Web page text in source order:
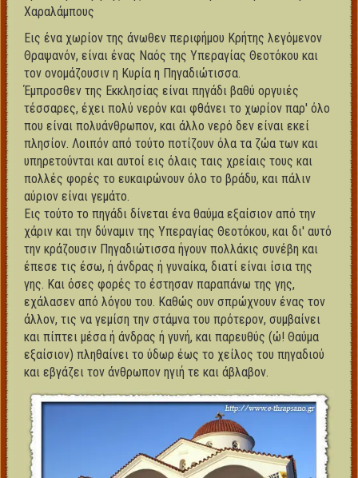
Χαραλάμπους
Εις ένα χωρίον της άνωθεν περιφήμου Κρήτης λεγόμενον
Θραψανόν, είναι ένας Ναός της Υπεραγίας Θεοτόκου και
τον ονομάζουσιν η Κυρία η Πηγαδιώτισσα.
Έμπροσθεν της Εκκλησίας είναι πηγάδι βαθύ οργυιές
τέσσαρες, έχει πολύ νερόν και φθάνει το χωρίον παρ' όλο
που είναι πολυάνθρωπον, και άλλο νερό δεν είναι εκεί
πλησίον. Λοιπόν από τούτο ποτίζουν όλα τα ζώα των και
υπηρετούνται και αυτοί εις όλαις ταις χρείαις τους και
πολλές φορές το ευκαιρώνουν όλο το βράδυ, και πάλιν
αύριον είναι γεμάτο.
Εις τούτο το πηγάδι δίνεται ένα θαύμα εξαίσιον από την
χάριν και την δύναμιν της Υπεραγίας Θεοτόκου, και δι' αυτό
την κράζουσιν Πηγαδιώτισσα ήγουν πολλάκις συνέβη και
έπεσε τις έσω, ή άνδρας ή γυναίκα, διατί είναι ίσια της
γης. Και όσες φορές το έστησαν παραπάνω της γης,
εχάλασεν από λόγου του. Καθώς ουν σπρώχνουν ένας τον
άλλον, τις να γεμίση την στάμνα του πρότερον, συμβαίνει
και πίπτει μέσα ή άνδρας ή γυνή, και παρευθύς (ώ! Θαύμα
εξαίσιον) πληθαίνει το ύδωρ έως το χείλος του πηγαδιού
και εβγάζει τον άνθρωπον ηγιή τε και άβλαβον.